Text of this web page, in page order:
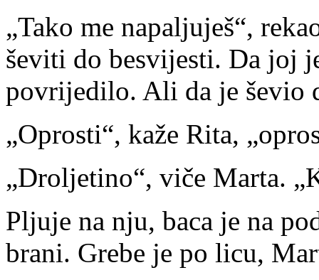
„Tako me napaljuješ“,
ševiti do besvijesti. Da joj
povrijedilo. Ali da je ševio
„Oprosti“, kaže Rita,
„Droljetino“, viče Marta.
Pljuje na nju, baca je na
brani. Grebe je po licu,